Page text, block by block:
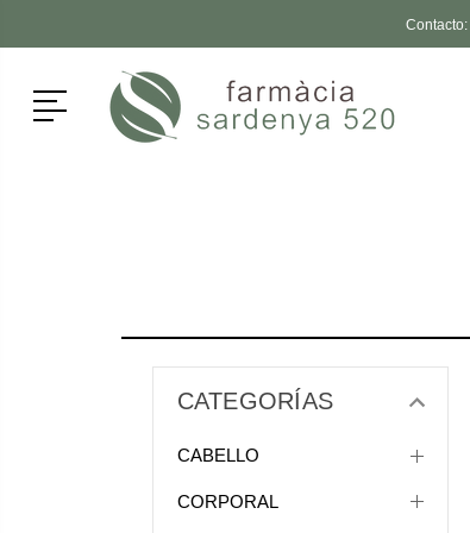
Contacto:
Menú
CATEGORÍAS
CABELLO
CORPORAL